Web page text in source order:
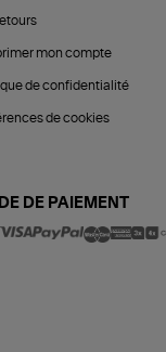
mon compte
de confidentialité
de cookies
DE PAIEMENT